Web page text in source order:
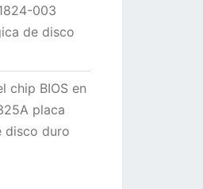
003
de disco
chip BIOS en
placa
disco duro